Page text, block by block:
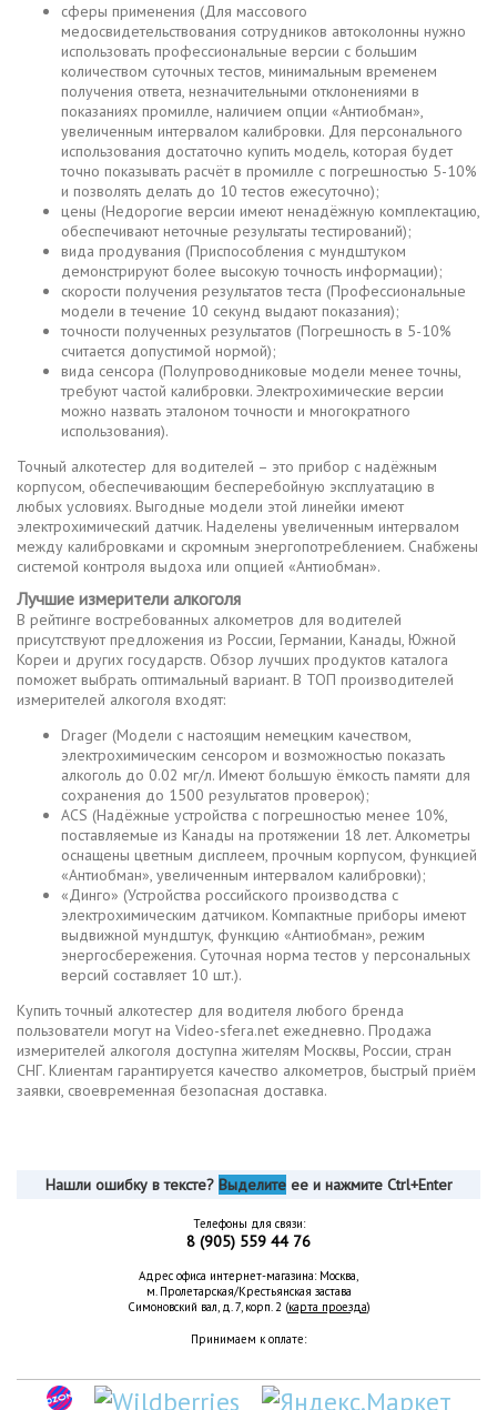
сферы применения (Для массового
медосвидетельствования сотрудников автоколонны нужно
использовать профессиональные версии с большим
количеством суточных тестов, минимальным временем
получения ответа, незначительными отклонениями в
показаниях промилле, наличием опции «Антиобман»,
увеличенным интервалом калибровки. Для персонального
использования достаточно купить модель, которая будет
точно показывать расчёт в промилле с погрешностью 5-10%
и позволять делать до 10 тестов ежесуточно);
цены (Недорогие версии имеют ненадёжную комплектацию,
обеспечивают неточные результаты тестирований);
вида продувания (Приспособления с мундштуком
демонстрируют более высокую точность информации);
скорости получения результатов теста (Профессиональные
модели в течение 10 секунд выдают показания);
точности полученных результатов (Погрешность в 5-10%
считается допустимой нормой);
вида сенсора (Полупроводниковые модели менее точны,
требуют частой калибровки. Электрохимические версии
можно назвать эталоном точности и многократного
использования).
Точный алкотестер для водителей – это прибор с надёжным
корпусом, обеспечивающим бесперебойную эксплуатацию в
любых условиях. Выгодные модели этой линейки имеют
электрохимический датчик. Наделены увеличенным интервалом
между калибровками и скромным энергопотреблением. Снабжены
системой контроля выдоха или опцией «Антиобман».
Лучшие измерители алкоголя
В рейтинге востребованных алкометров для водителей
присутствуют предложения из России, Германии, Канады, Южной
Кореи и других государств. Обзор лучших продуктов каталога
поможет выбрать оптимальный вариант. В ТОП производителей
измерителей алкоголя входят:
Drager (Модели с настоящим немецким качеством,
электрохимическим сенсором и возможностью показать
алкоголь до 0.02 мг/л. Имеют большую ёмкость памяти для
сохранения до 1500 результатов проверок);
ACS (Надёжные устройства с погрешностью менее 10%,
поставляемые из Канады на протяжении 18 лет. Алкометры
оснащены цветным дисплеем, прочным корпусом, функцией
«Антиобман», увеличенным интервалом калибровки);
«Динго» (Устройства российского производства с
электрохимическим датчиком. Компактные приборы имеют
выдвижной мундштук, функцию «Антиобман», режим
энергосбережения. Суточная норма тестов у персональных
версий составляет 10 шт.).
Купить точный алкотестер для водителя любого бренда
пользователи могут на Video-sfera.net ежедневно. Продажа
измерителей алкоголя доступна жителям Москвы, России, стран
СНГ. Клиентам гарантируется качество алкометров, быстрый приём
заявки, своевременная безопасная доставка.
Нашли ошибку в тексте? Выделитеее и нажмите Ctrl+Enter
Телефоны для связи:
8 (905) 559 44 76
Адрес офиса интернет-магазина: Москва,
м. Пролетарская/Крестьянская застава
Симоновский вал, д. 7, корп. 2 (карта проезда)
Принимаем к оплате: